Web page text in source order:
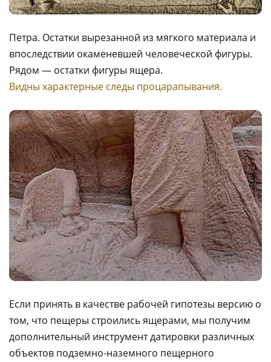
Петра. Остатки вырезанной из мягкого материала и
впоследствии окаменевшей человеческой фигуры.
Рядом — остатки фигуры ящера.
Видны характерные следы процарапывания.
Если принять в качестве рабочей гипотезы версию о
том, что пещеры строились ящерами, мы получим
дополнительный инструмент датировки различных
объектов подземно-наземного пещерного